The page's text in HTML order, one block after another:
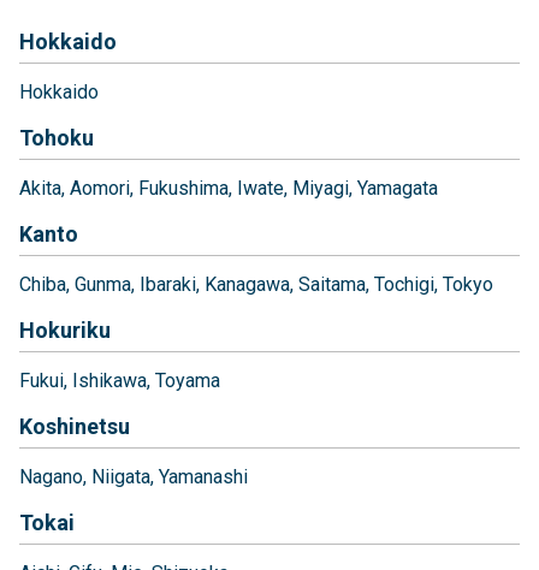
Hokkaido
Hokkaido
Tohoku
Akita Aomori Fukushima Iwate Miyagi Yamagata
Kanto
Chiba Gunma Ibaraki Kanagawa Saitama Tochigi Tokyo
Hokuriku
Fukui Ishikawa Toyama
Koshinetsu
Nagano Niigata Yamanashi
Tokai